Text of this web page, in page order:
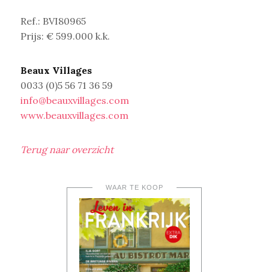
Ref.: BVI80965
Prijs: € 599.000 k.k.
Beaux Villages
0033 (0)5 56 71 36 59
info@beauxvillages.com
www.beauxvillages.com
Terug naar overzicht
WAAR TE KOOP